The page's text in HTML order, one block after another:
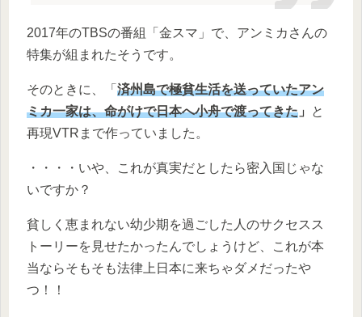
2017年のTBSの番組「金スマ」で、アンミカさんの
特集が組まれたそうです。
そのときに、「 済州島で極貧生活を送っていたアン
ミカ一家は、命がけで日本へ小舟で渡ってきた 」
と
再現VTRまで作っていました。
・・・・いや、これが真実だとしたら密入国じゃな
いですか？
貧しく恵まれない幼少期を過ごした人のサクセスス
トーリーを見せたかったんでしょうけど、これが本
当ならそもそも法律上日本に来ちゃダメだったや
つ！！